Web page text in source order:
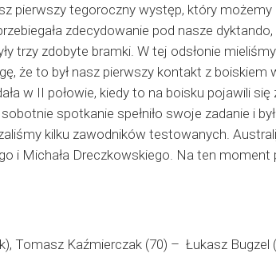
pierwszy tegoroczny występ, który możemy
zdecydowanie pod nasze dyktando,
trzy zdobyte bramki. W tej odsłonie
że to był nasz pierwszy kontakt z boiskiem
w II połowie, kiedy to na boisku pojawili się
spotkanie spełniło swoje zadanie i
kilku zawodników testowanych.
i Michała Dreczkowskiego. Na ten moment
Tomasz Kaźmierczak (70) – Łukasz Bugzel